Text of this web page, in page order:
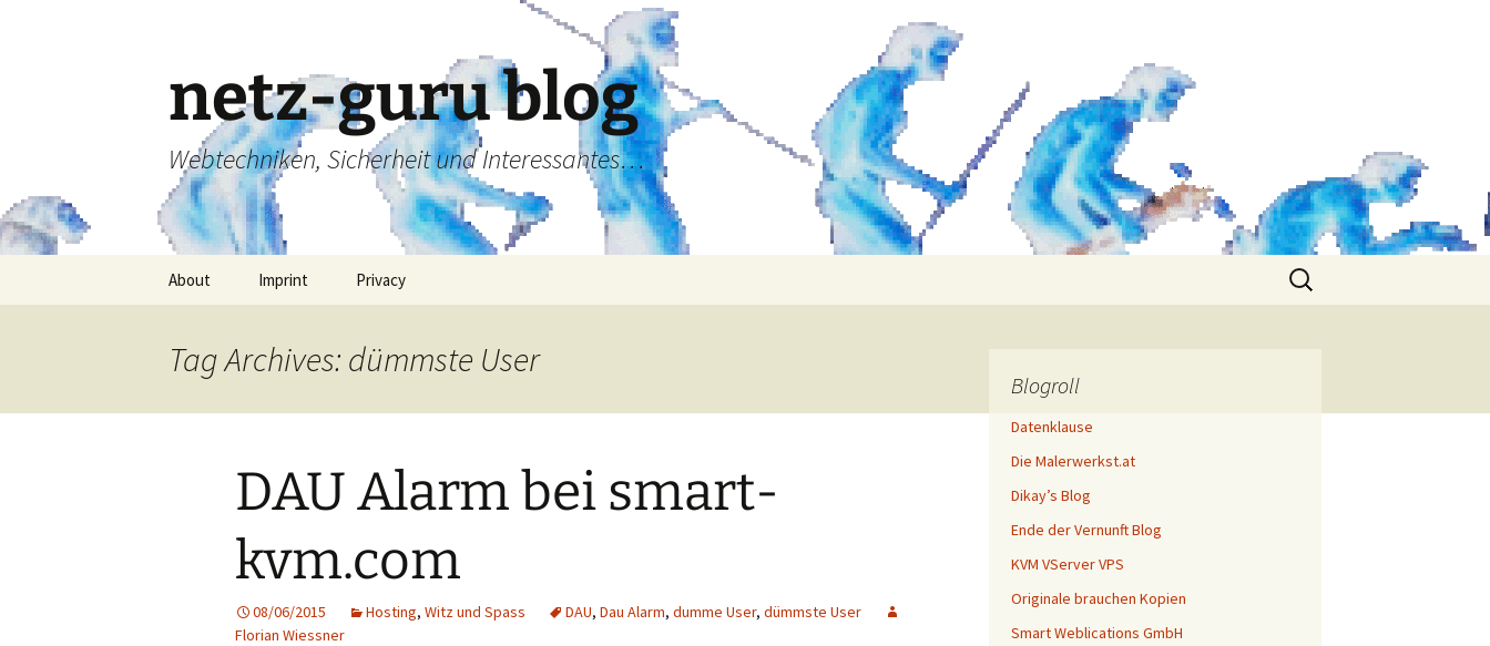
netz-guru blog
Webtechniken, Sicherheit und Interessantes…
About Imprint Privacy
Search
for:
Tag Archives: dümmste User
DAU Alarm bei smart-
kvm.com
08/06/2015 Hosting, Witz und Spass DAU, Dau Alarm, dumme User, dümmste User
Florian Wiessner
Blogroll
Datenklause
Die Malerwerkst.at
Dikay’s Blog
Ende der Vernunft Blog
KVM VServer VPS
Originale brauchen Kopien
Smart Weblications GmbH